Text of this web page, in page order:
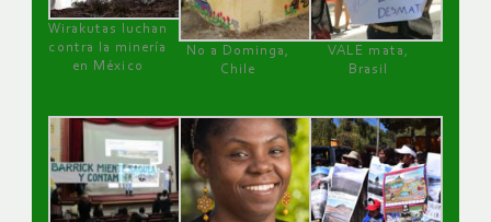
Wirakutas luchan
contra la minería
en México
No a Dominga,
Chile
VALE mata,
Brasil